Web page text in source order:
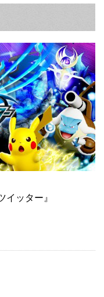
イッター』